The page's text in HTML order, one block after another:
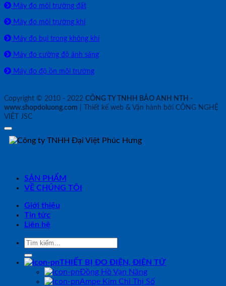
Máy đo môi trường đất
Máy đo môi trường khí
Máy đo bụi trong không khí
Máy đo cường độ ánh sáng
Máy đo độ ồn môi trường
Copyright © 2010 - 2022 CÔNG TY TNHH BẢO ANH NTH -
www.shopdoluong.com | Thiết kế web & Vận hành bởi CÔNG NGHỆ
VIỆT JSC
SẢN PHẨM
VỀ CHÚNG TÔI
Giới thiệu
Tin tức
Liên hệ
Tìm
THIẾT BỊ ĐO ĐIỆN, ĐIỆN TỬ
Đồng Hồ Vạn Năng
Ampe Kìm Chỉ Thị Số